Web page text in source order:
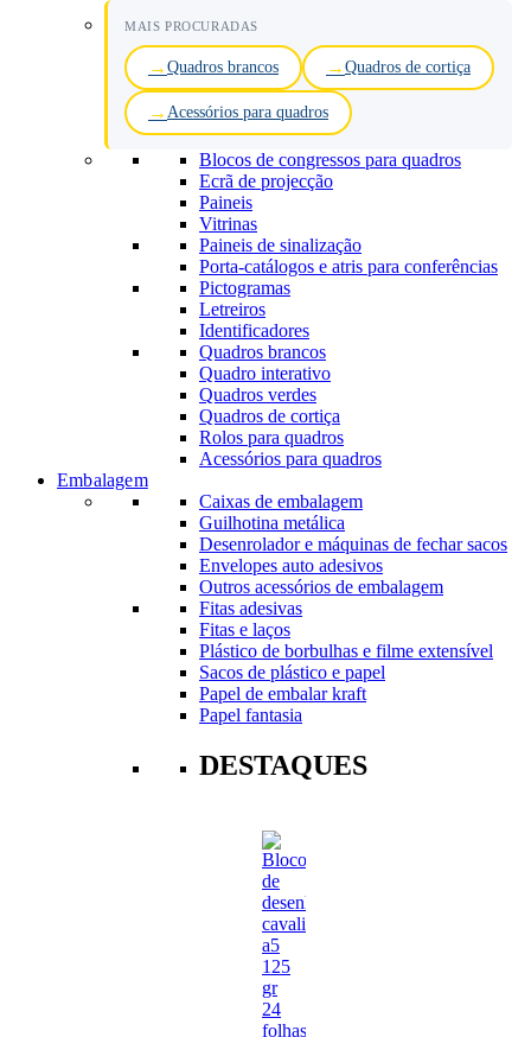
MAIS PROCURADAS
Quadros brancos Quadros de cortiça
Acessórios para quadros
Blocos de congressos para quadros
Ecrã de projecção
Paineis
Vitrinas
Paineis de sinalização
Porta-catálogos e atris para conferências
Pictogramas
Letreiros
Identificadores
Quadros brancos
Quadro interativo
Quadros verdes
Quadros de cortiça
Rolos para quadros
Acessórios para quadros
Embalagem
Caixas de embalagem
Guilhotina metálica
Desenrolador e máquinas de fechar sacos
Envelopes auto adesivos
Outros acessórios de embalagem
Fitas adesivas
Fitas e laços
Plástico de borbulhas e filme extensível
Sacos de plástico e papel
Papel de embalar kraft
Papel fantasia
DESTAQUES